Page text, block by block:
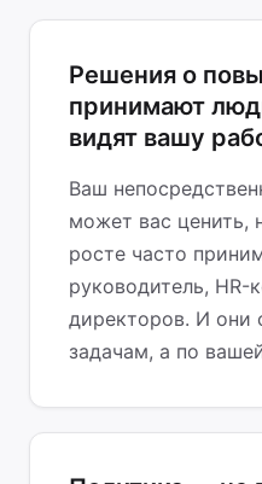
Решения о
принимают
видят вашу
Ваш
может вас ценить,
росте часто
руководитель, HR-
директоров. И они
задачам, а по